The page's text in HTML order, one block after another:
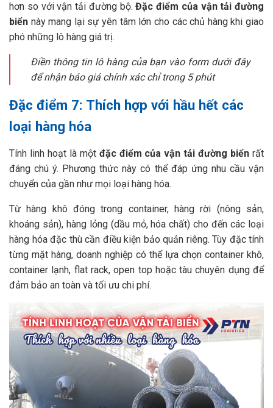
hơn so với vận tải đường bộ.Đặc điểm của vận tải đường
biển này mang lại sự yên tâm lớn cho các chủ hàng khi giao
phó những lô hàng giá trị.
Điền thông tin lô hàng của bạn vào form dưới đây
để nhận báo giá chính xác chỉ trong 5 phút
Đặc điểm 7: Thích hợp với hầu hết các
loại hàng hóa
Tính linh hoạt là một đặc điểm của vận tải đường biển rất
đáng chú ý. Phương thức này có thể đáp ứng nhu cầu vận
chuyển của gần như mọi loại hàng hóa.
Từ hàng khô đóng trong container, hàng rời (nông sản,
khoáng sản), hàng lỏng (dầu mỏ, hóa chất) cho đến các loại
hàng hóa đặc thù cần điều kiện bảo quản riêng. Tùy đặc tính
từng mặt hàng, doanh nghiệp có thể lựa chọn container khô,
container lạnh, flat rack, open top hoặc tàu chuyên dụng để
đảm bảo an toàn và tối ưu chi phí.